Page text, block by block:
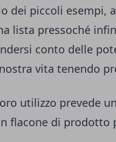
dei piccoli esempi,
lista pressoché
conto delle
vita tenendo
utilizzo prevede
flacone di prodotto